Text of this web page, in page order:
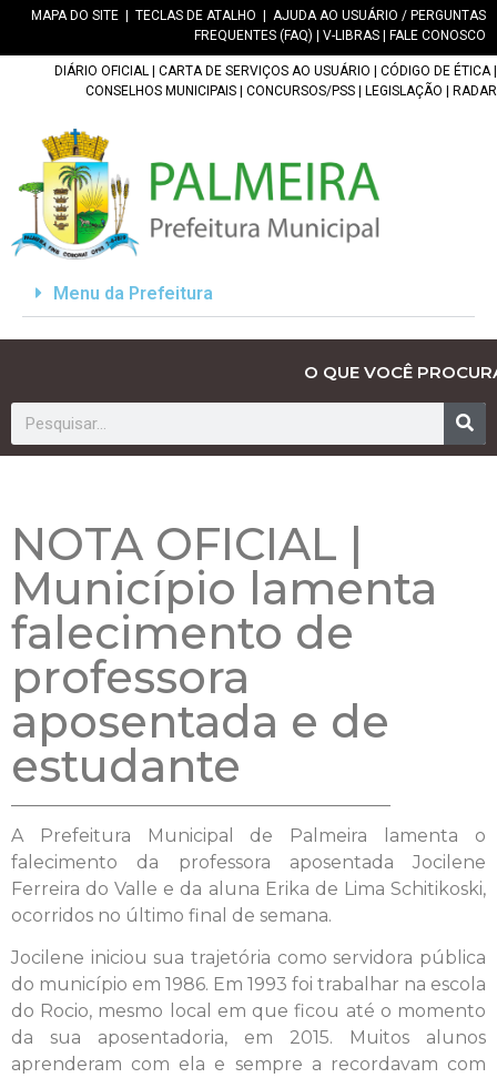
MAPA DO SITE TECLAS DE ATALHO
AJUDA AO USUÁRIO / PERGUNTAS
FREQUENTES (FAQ)
V-LIBRAS FALE CONOSCO
DIÁRIO OFICIAL CARTA DE SERVIÇOS AO USUÁRIO CÓDIGO DE ÉTICA|
CONSELHOS MUNICIPAIS
CONCURSOS/PSS LEGISLAÇÃO RADAR
Menu da Prefeitura
O QUE VOCÊ
NOTA OFICIAL |
Município lamenta
falecimento de
professora
aposentada e de
estudante
A Prefeitura Municipal de Palmeira lamenta o
falecimento da professora aposentada Jocilene
Ferreira do Valle e da aluna Erika de Lima Schitikoski,
ocorridos no último final de semana.
Jocilene iniciou sua trajetória como servidora pública
do município em 1986. Em 1993 foi trabalhar na escola
do Rocio, mesmo local em que ficou até o momento
da sua aposentadoria, em 2015. Muitos alunos
aprenderam com ela e sempre a recordavam com